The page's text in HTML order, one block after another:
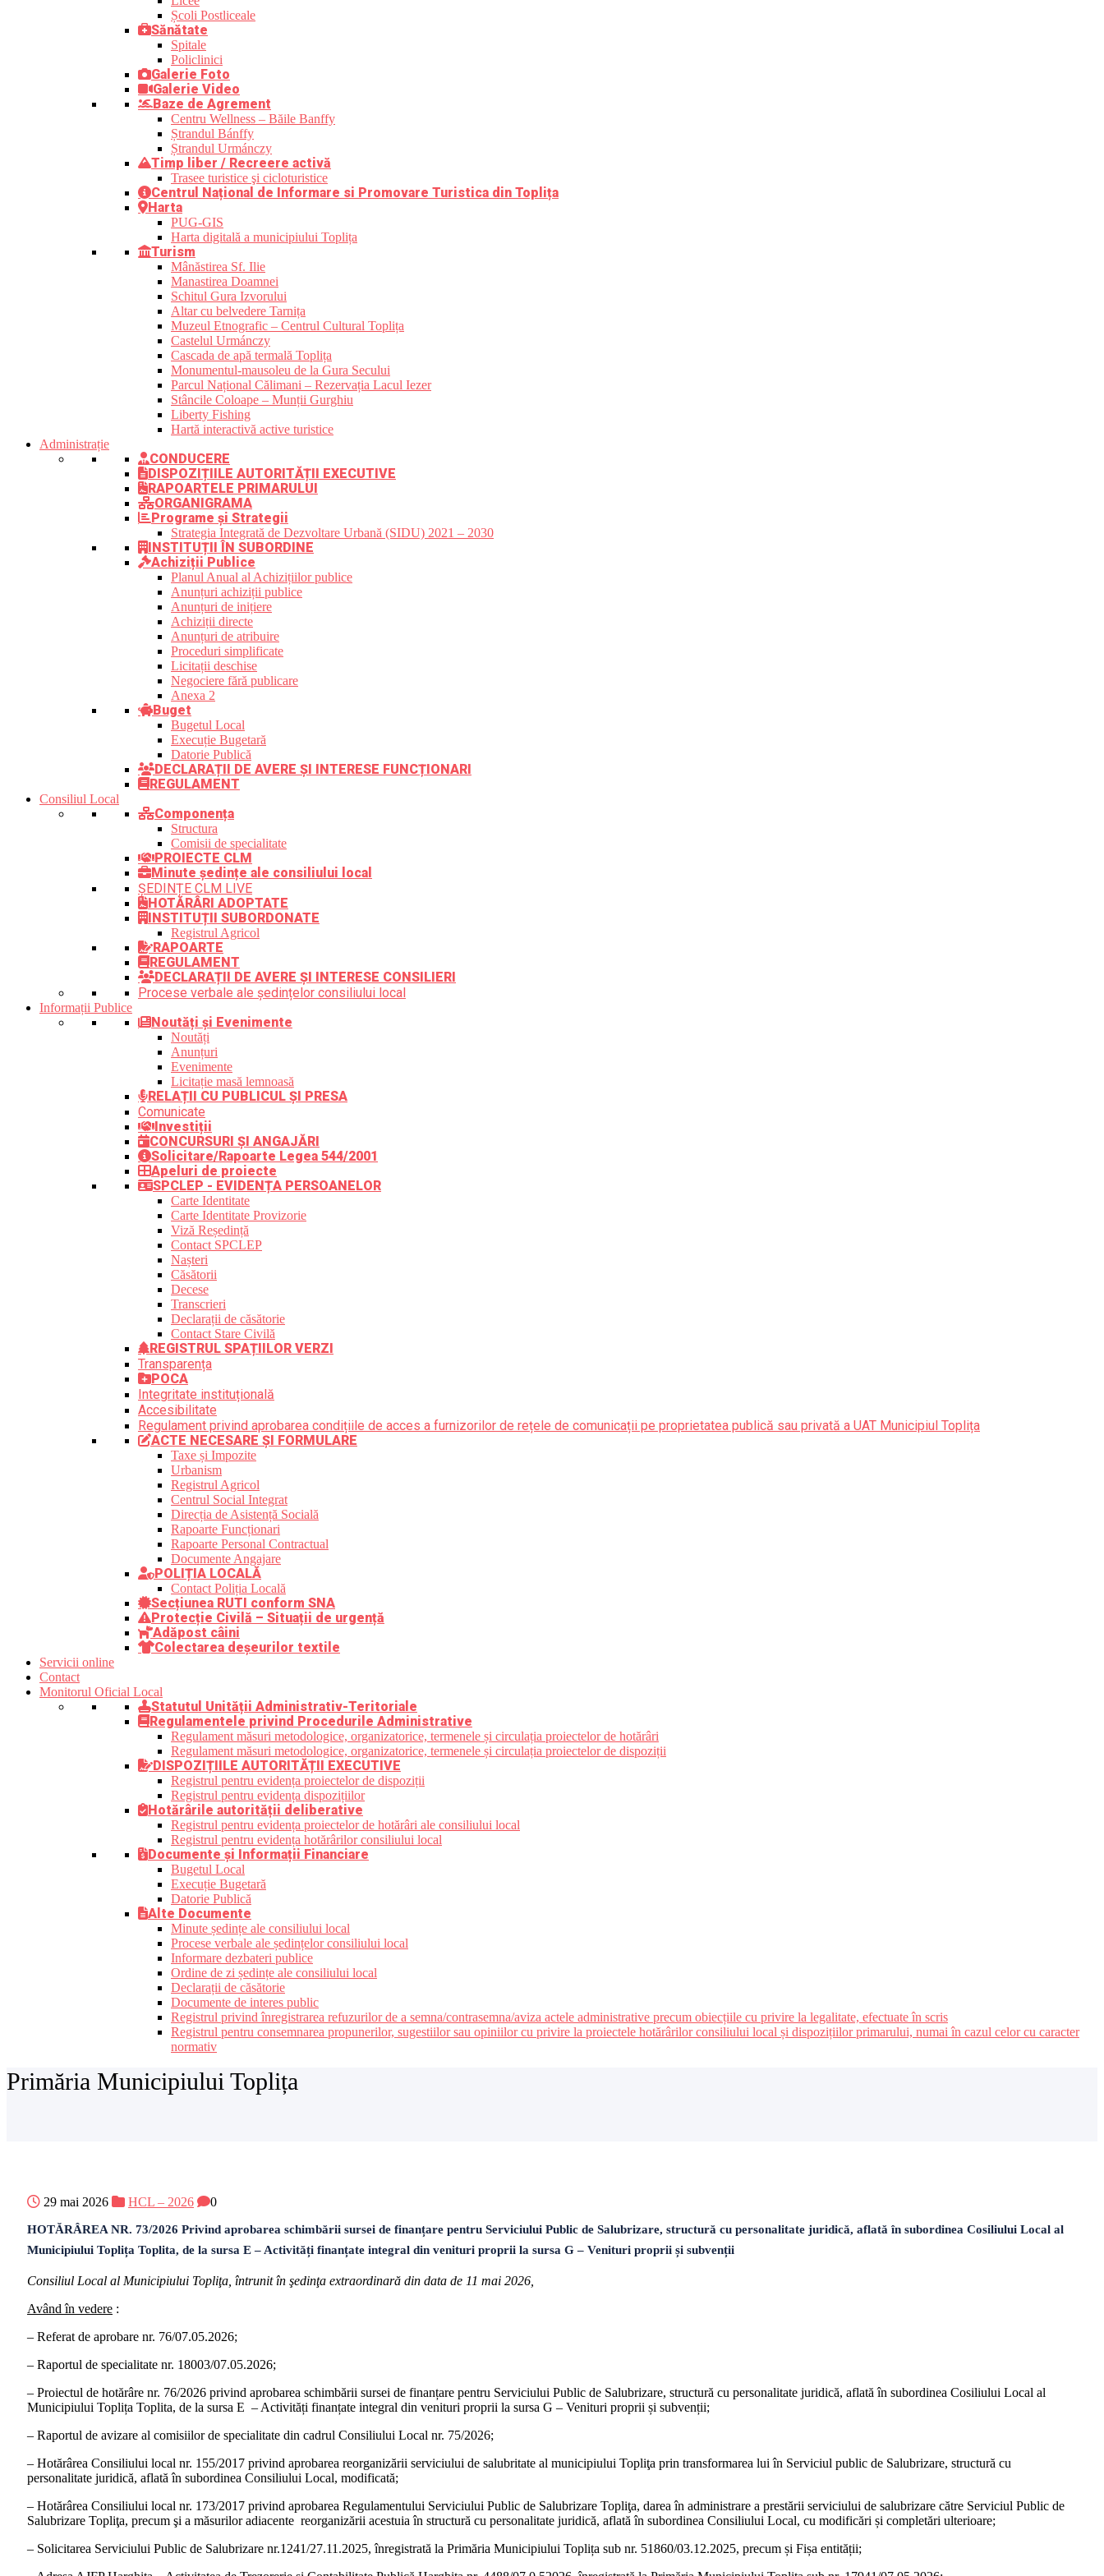
Școli Postliceale
Sănătate
Spitale
Policlinici
Galerie Foto
Galerie Video
Baze de Agrement
Centru Wellness – Băile Banffy
Ștrandul Bánffy
Ștrandul Urmánczy
Timp liber / Recreere activă
Trasee turistice şi cicloturistice
Centrul Național de Informare si Promovare Turistica din Toplița
Harta
PUG-GIS
Harta digitală a municipiului Toplița
Turism
Mânăstirea Sf. Ilie
Manastirea Doamnei
Schitul Gura Izvorului
Altar cu belvedere Tarnița
Muzeul Etnografic – Centrul Cultural Toplița
Castelul Urmánczy
Cascada de apă termală Toplița
Monumentul-mausoleu de la Gura Secului
Parcul Național Călimani – Rezervația Lacul Iezer
Stâncile Coloape – Munții Gurghiu
Liberty Fishing
Hartă interactivă active turistice
Administrație
CONDUCERE
DISPOZIȚIILE AUTORITĂȚII EXECUTIVE
RAPOARTELE PRIMARULUI
ORGANIGRAMA
Programe și Strategii
Strategia Integrată de Dezvoltare Urbană (SIDU) 2021 – 2030
INSTITUȚII ÎN SUBORDINE
Achiziții Publice
Planul Anual al Achizițiilor publice
Anunțuri achiziții publice
Anunțuri de inițiere
Achiziții directe
Anunțuri de atribuire
Proceduri simplificate
Licitații deschise
Negociere fără publicare
Anexa 2
Buget
Bugetul Local
Execuție Bugetară
Datorie Publică
DECLARAȚII DE AVERE ȘI INTERESE FUNCȚIONARI
REGULAMENT
Consiliul Local
Componența
Structura
Comisii de specialitate
PROIECTE CLM
Minute ședințe ale consiliului local
ȘEDINȚE CLM LIVE
HOTĂRÂRI ADOPTATE
INSTITUȚII SUBORDONATE
Registrul Agricol
RAPOARTE
REGULAMENT
DECLARAȚII DE AVERE ȘI INTERESE CONSILIERI
Procese verbale ale ședințelor consiliului local
Informații Publice
Noutăți și Evenimente
Noutăți
Anunțuri
Evenimente
Licitație masă lemnoasă
RELAȚII CU PUBLICUL ȘI PRESA
Comunicate
Investiții
CONCURSURI ȘI ANGAJĂRI
Solicitare/Rapoarte Legea 544/2001
Apeluri de proiecte
SPCLEP - EVIDENȚA PERSOANELOR
Carte Identitate
Carte Identitate Provizorie
Viză Reședință
Contact SPCLEP
Nașteri
Căsătorii
Decese
Transcrieri
Declarații de căsătorie
Contact Stare Civilă
REGISTRUL SPAȚIILOR VERZI
Transparența
POCA
Integritate instituțională
Accesibilitate
Regulament privind aprobarea condițiile de acces a furnizorilor de rețele de comunicații pe proprietatea publică sau privată a UAT Municipiul Toplița
ACTE NECESARE ȘI FORMULARE
Taxe și Impozite
Urbanism
Registrul Agricol
Centrul Social Integrat
Direcția de Asistență Socială
Rapoarte Funcționari
Rapoarte Personal Contractual
Documente Angajare
POLIȚIA LOCALĂ
Contact Poliția Locală
Secțiunea RUTI conform SNA
Protecție Civilă – Situații de urgență
Adăpost câini
Colectarea deșeurilor textile
Servicii online
Contact
Monitorul Oficial Local
Statutul Unității Administrativ-Teritoriale
Regulamentele privind Procedurile Administrative
Regulament măsuri metodologice, organizatorice, termenele și circulația proiectelor de hotărâri
Regulament măsuri metodologice, organizatorice, termenele și circulația proiectelor de dispoziții
DISPOZIȚIILE AUTORITĂȚII EXECUTIVE
Registrul pentru evidența proiectelor de dispoziții
Registrul pentru evidența dispozițiilor
Hotărârile autorității deliberative
Registrul pentru evidența proiectelor de hotărâri ale consiliului local
Registrul pentru evidența hotărârilor consiliului local
Documente și Informații Financiare
Bugetul Local
Execuție Bugetară
Datorie Publică
Alte Documente
Minute ședințe ale consiliului local
Procese verbale ale ședințelor consiliului local
Informare dezbateri publice
Ordine de zi ședințe ale consiliului local
Declarații de căsătorie
Documente de interes public
Registrul privind înregistrarea refuzurilor de a semna/contrasemna/aviza actele administrative precum obiecțiile cu privire la legalitate, efectuate în scris
Registrul pentru consemnarea propunerilor, sugestiilor sau opiniilor cu privire la proiectele hotărârilor consiliului local și dispozițiilor primarului, numai în cazul celor cu caracter
normativ
Primăria Municipiului Toplița
29 mai 2026 HCL – 2026 0
HOTĂRÂREA NR. 73/2026 Privind aprobarea schimbării sursei de finanțare pentru Serviciului Public de Salubrizare, structură cu personalitate juridică, aflată în subordinea Cosiliului Local al
Municipiului Toplița Toplita, de la sursa E – Activități finanțate integral din venituri proprii la sursa G – Venituri proprii și subvenții
Consiliul Local al Municipiului Topliţa, întrunit în şedinţa extraordinară din data de 11 mai 2026,
Având în vedere :
– Referat de aprobare nr. 76/07.05.2026;
– Raportul de specialitate nr. 18003/07.05.2026;
– Proiectul de hotărâre nr. 76/2026 privind aprobarea schimbării sursei de finanțare pentru Serviciului Public de Salubrizare, structură cu personalitate juridică, aflată în subordinea Cosiliului Local al
Municipiului Toplița Toplita, de la sursa E – Activități finanțate integral din venituri proprii la sursa G – Venituri proprii și subvenții;
– Raportul de avizare al comisiilor de specialitate din cadrul Consiliului Local nr. 75/2026;
– Hotărârea Consiliului local nr. 155/2017 privind aprobarea reorganizării serviciului de salubritate al municipiului Topliţa prin transformarea lui în Serviciul public de Salubrizare, structură cu
personalitate juridică, aflată în subordinea Consiliului Local, modificată;
– Hotărârea Consiliului local nr. 173/2017 privind aprobarea Regulamentului Serviciului Public de Salubrizare Topliţa, darea în administrare a prestării serviciului de salubrizare către Serviciul Public de
Salubrizare Topliţa, precum şi a măsurilor adiacente reorganizării acestuia în structură cu personalitate juridică, aflată în subordinea Consiliului Local, cu modificări și completări ulterioare;
– Solicitarea Serviciului Public de Salubrizare nr.1241/27.11.2025, înregistrată la Primăria Municipiului Toplița sub nr. 51860/03.12.2025, precum și Fișa entității;